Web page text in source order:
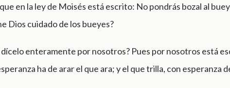
en la ley de Moisés está escrito: No pondrás bozal al
Dios cuidado de los bueyes?
dícelo enteramente por nosotros? Pues por nosotros está
ha de arar el que ara; y el que trilla, con esperanza